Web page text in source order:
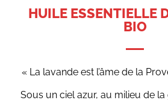
HUILE ESSENTIELLE
BIO
« La lavande est l’âme de la
Sous un ciel azur, au milieu de